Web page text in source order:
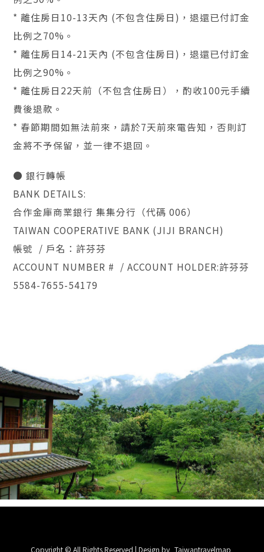
* 離住房日10-13天內 (不包含住房日)，退還已付訂金
比例之70%。
* 離住房日14-21天內 (不包含住房日)，退還已付訂金
比例之90%。
* 離住房日22天前（不包含住房日），酌收100元手續
費後退款。
* 春節期間如無法前來，請於7天前來電告知，否則訂
金將不予保留，並一律不退回。
● 銀行轉帳
BANK DETAILS:
合作金庫商業銀行 集集分行（代碼 006）
TAIWAN COOPERATIVE BANK (JIJI BRANCH)
帳號 / 戶名：許芬芬
ACCOUNT NUMBER # / ACCOUNT HOLDER:許芬芬
5584-7655-54179
Copyright © All Rights Reserved | Design by Taiwantravelmap